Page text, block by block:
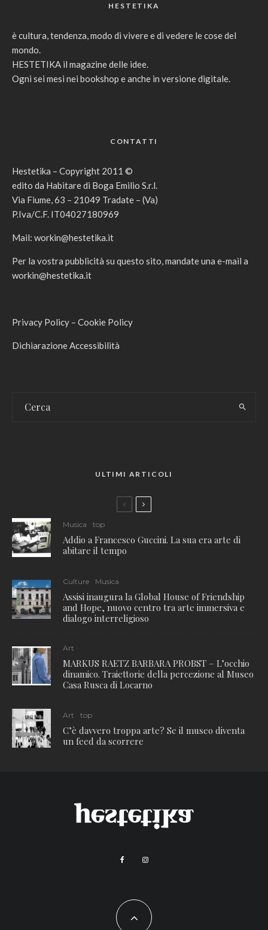
HESTETIKA
è cultura, tendenza, modo di vivere e di vedere le cose del
mondo.
HESTETIKA il magazine delle idee.
Ogni sei mesi nei bookshop e anche in versione digitale.
CONTATTI
Hestetika – Copyright 2011 ©
edito da Habitare di Boga Emilio S.r.l.
Via Fiume, 63 – 21049 Tradate – (Va)
P.Iva/C.F. IT04027180969
Mail: workin@hestetika.it
Per la vostra pubblicità su questo sito, mandate una e-mail a
workin@hestetika.it
Privacy Policy – Cookie Policy
Dichiarazione Accessibilità
ULTIMI ARTICOLI
Musica top
Addio a Francesco Guccini. La sua era arte di
abitare il tempo
Culture Musica
Assisi inaugura la Global House of Friendship
and Hope, nuovo centro tra arte immersiva e
dialogo interreligioso
Art
MARKUS RAETZ BARBARA PROBST – L’occhio
dinamico. Traiettorie della percezione al Museo
Casa Rusca di Locarno
Art top
C’è davvero troppa arte? Se il museo diventa
un feed da scorrere